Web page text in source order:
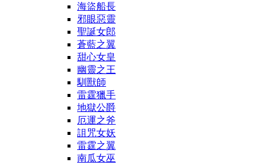
海盜船長
邪眼惡靈
聖誕女郎
蒼藍之翼
甜心女皇
幽靈之王
馴獸師
雷霆獵手
地獄公爵
厄運之斧
詛咒女妖
雷霆之翼
南瓜女巫